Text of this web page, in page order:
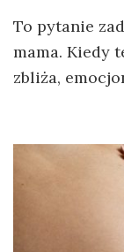
To pytanie
mama. Kiedy
zbliża,